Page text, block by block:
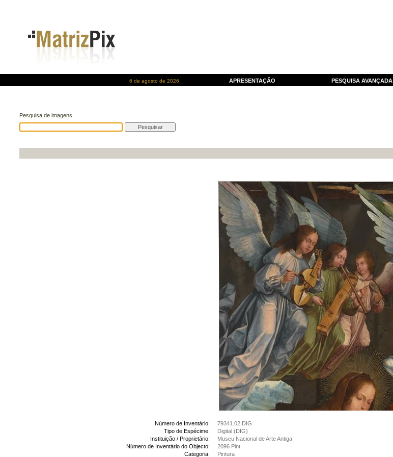
6 de agosto de 2026 APRESENTAÇÃO PESQUISA AVANÇADA
Pesquisa de imagens
Número de Inventário:
79341.02 DIG
Tipo de Espécime:
Digital (DIG)
Instituição / Proprietário:
Museu Nacional de Arte Antiga
Número de Inventário do Objecto:
2096 Pint
Categoria:
Pintura